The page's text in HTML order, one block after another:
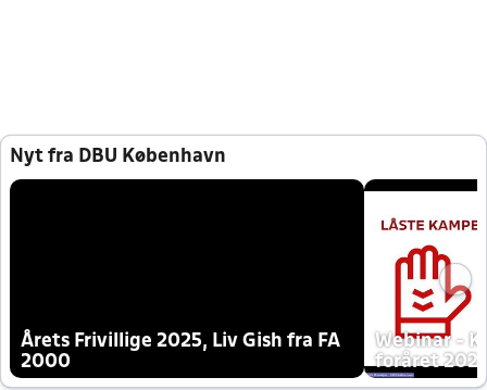
Nyt fra DBU København
Årets Frivillige 2025, Liv Gish fra FA
2000
Webinar -
foråret